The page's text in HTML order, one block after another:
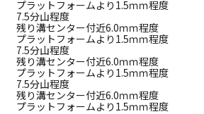
プラットフォームより1.5ｍｍ程度
7.5分山程度
残り溝センター付近6.0ｍｍ程度
プラットフォームより1.5ｍｍ程度
7.5分山程度
残り溝センター付近6.0ｍｍ程度
プラットフォームより1.5ｍｍ程度
7.5分山程度
残り溝センター付近6.0ｍｍ程度
プラットフォームより1.5ｍｍ程度